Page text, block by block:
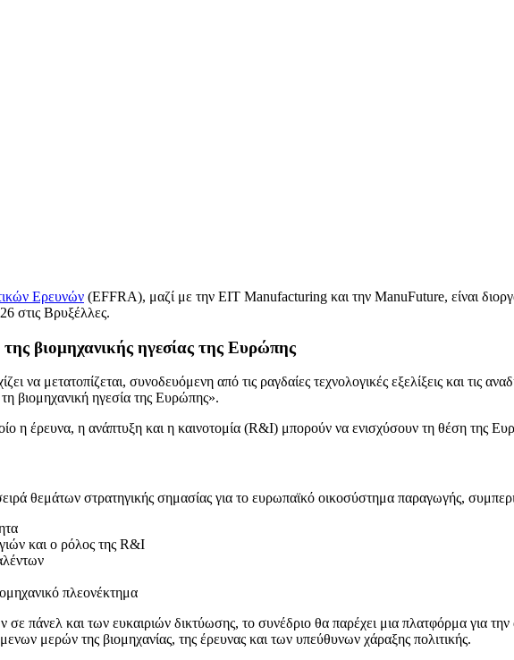
Ερευνών (EFFRA), μαζί με την EIT Manufacturing και την ManuFuture, είναι
στις Βρυξέλλες.
βιομηχανικής ηγεσίας της Ευρώπης
να μετατοπίζεται, συνοδευόμενη από τις ραγδαίες τεχνολογικές εξελίξεις και τις
βιομηχανική ηγεσία της Ευρώπης».
η έρευνα, η ανάπτυξη και η καινοτομία (R&I) μπορούν να ενισχύσουν τη θέση της
θεμάτων στρατηγικής σημασίας για το ευρωπαϊκό οικοσύστημα παραγωγής,
και ο ρόλος της R&I
πλεονέκτημα
πάνελ και των ευκαιριών δικτύωσης, το συνέδριο θα παρέχει μια πλατφόρμα για
μερών της βιομηχανίας, της έρευνας και των υπεύθυνων χάραξης πολιτικής.